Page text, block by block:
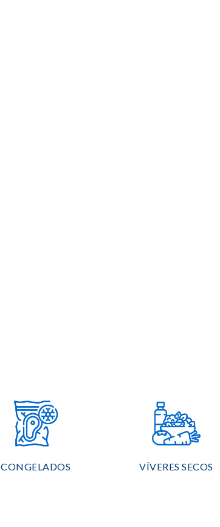
CONGELADOS VÍVERES SECOS